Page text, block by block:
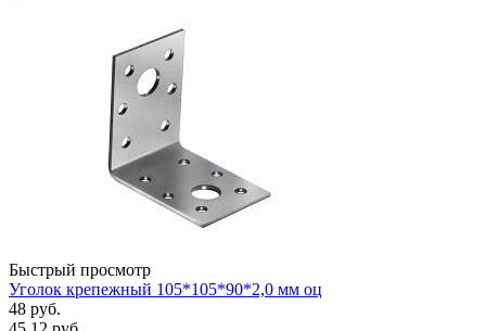
Быстрый просмотр
Уголок крепежный 105*105*90*2,0 мм оц
48 руб.